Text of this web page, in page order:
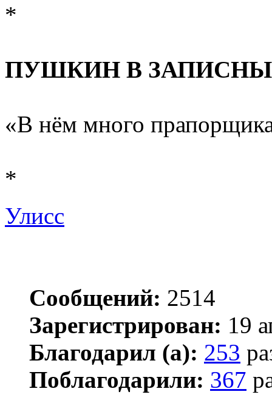
*
ПУШКИН В
«В нём много
*
Улисс
Сообщений: 2514
Зарегистрирован: 19
Благодарил (а): 253
Поблагодарили: 367